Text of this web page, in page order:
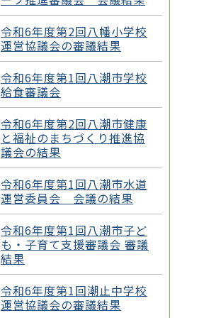
令和6年度第2回八幡小学校
運営協議会の審議結果
令和6年度第1回八潮市学校
給食審議会
令和6年度第2回八潮市健康
と福祉のまちづくり推進協
議会の結果
令和6年度第1回八潮市水道
運営委員会 会議の結果
令和6年度第1回八潮市子ど
も・子育て支援審議会 審議
結果
令和6年度第1回潮止中学校
運営協議会の審議結果